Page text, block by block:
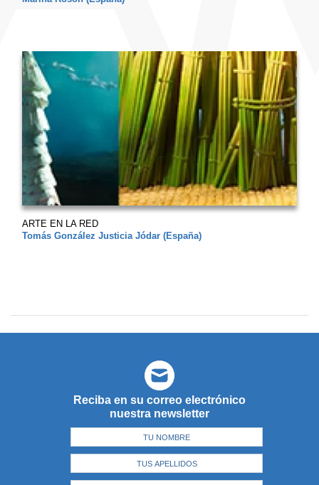
ARTE EN LA RED
Tomás González Justicia Jódar (España)
Reciba en su correo electrónico
nuestra newsletter